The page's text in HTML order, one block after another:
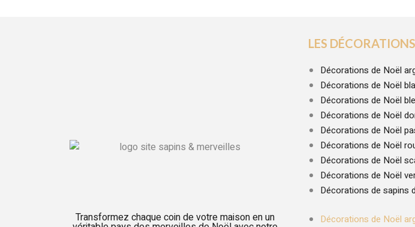
Transformez chaque coin de votre maison en un
LES DÉCORATIONS
Décorations de Noël
Décorations de Noël
Décorations de Noël
Décorations de Noël
Décorations de Noël
Décorations de Noël
Décorations de Noël
Décorations de Noël
Décorations de sapins
Décorations de Noël